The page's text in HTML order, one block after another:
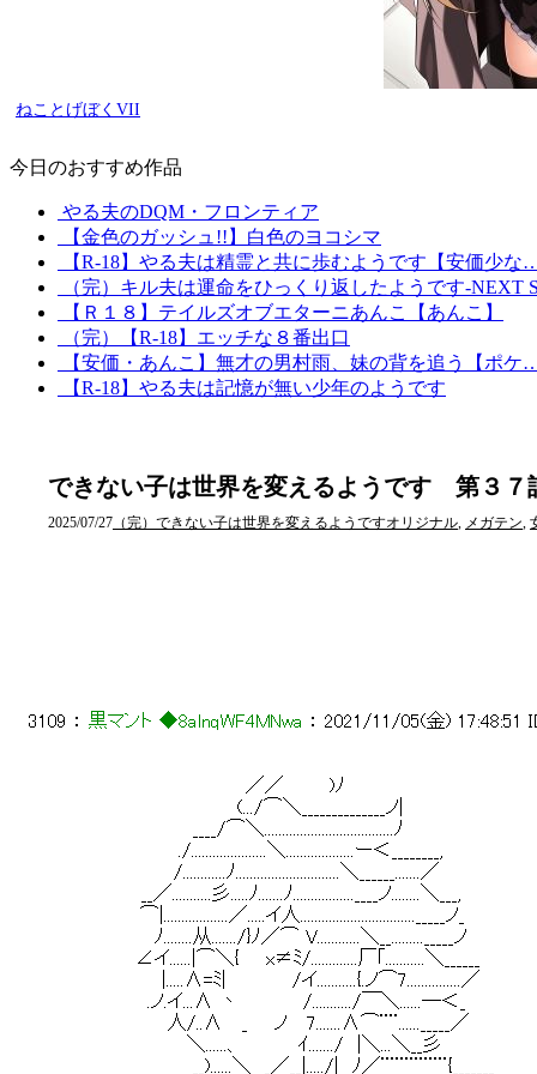
ねことげぼくVII
今日のおすすめ作品
やる夫のDQM・フロンティア
【金色のガッシュ!!】白色のヨコシマ
【R-18】やる夫は精霊と共に歩むようです【安価少な
（完）キル夫は運命をひっくり返したようです-NEXT
【Ｒ１８】テイルズオブエターニあんこ【あんこ】
（完）【R-18】エッチな８番出口
【安価・あんこ】無才の男村雨、妹の背を追う【ポケ
【R-18】やる夫は記憶が無い少年のようです
できない子は世界を変えるようです 第３７
2025/07/27 （完）できない子は世界を変えるようですオリジナル メガテン
3109 ： 黒マント ◆8alnqWF4MNwa ： 2021/11/05(金) 17:48:51
／／　　　 )ﾉ
(.../⌒＼______________ノ|
____/⌒＼....................................ﾉ
./.....................＼...................ー＜________,
/............ﾉ.............................＼______.......／
__／...........彡.....ﾉ.......ﾉ.................____ノ........＼___,
⌒|..................／.....イ人................................_____ノ_ 　　
ﾉ........从......./}ﾉ／⌒ V............＼__........._____ノ
∠イ......|⌒＼{　　x≠ﾐ/.............厂｢...........＼______　　　　
|.....∧=ﾐ|　　　　　/イ...........{.ノ⌒7...............／
.ノ.イ...∧ 丶　　　 　 /.........../￣＼......─＜_　　　　　
人/..∧　 _　　ノ　 7.......∧⌒¨¨......_____／
＼......、　 　 　 ｲ......./　|＼...＼__彡　　　　　　　　
__)......＼　_／__|...../|　ﾉ／¨¨¨¨¨¨¨{_______